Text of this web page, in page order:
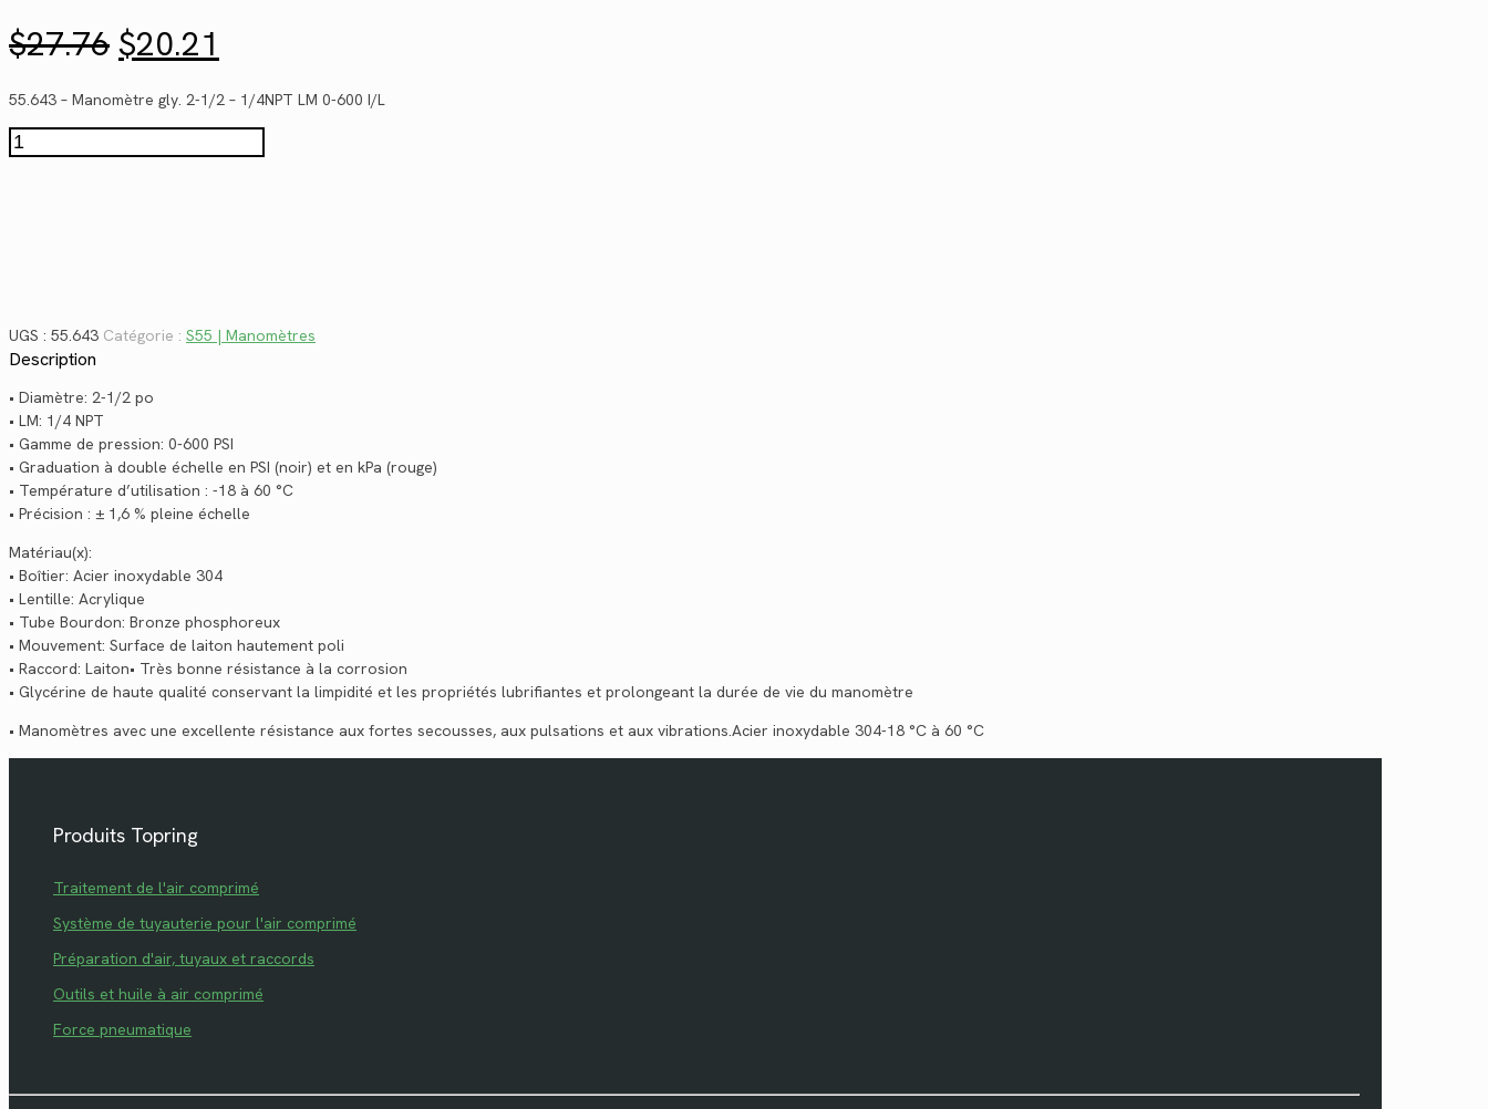
$27.76 Le
prix
initial
était :
$27.76.
$20.21
prix
actuel
est :
$20.21.
55.643 – Manomètre gly. 2-1/2 – 1/4NPT LM 0-600 I/L
quantité
de
UGS : 55.643 Catégorie : S55 | Manomètres
Description
• Diamètre: 2-1/2 po
• LM: 1/4 NPT
• Gamme de pression: 0-600 PSI
• Graduation à double échelle en PSI (noir) et en kPa (rouge)
• Température d’utilisation : -18 à 60 °C
• Précision : ± 1,6 % pleine échelle
Matériau(x):
• Boîtier: Acier inoxydable 304
• Lentille: Acrylique
• Tube Bourdon: Bronze phosphoreux
• Mouvement: Surface de laiton hautement poli
• Raccord: Laiton• Très bonne résistance à la corrosion
• Glycérine de haute qualité conservant la limpidité et les propriétés lubrifiantes et prolongeant la durée de vie du manomètre
• Manomètres avec une excellente résistance aux fortes secousses, aux pulsations et aux vibrations.Acier inoxydable 304-18 °C à 60 °C
Produits Topring
Traitement de l'air comprimé
Système de tuyauterie pour l'air comprimé
Préparation d'air, tuyaux et raccords
Outils et huile à air comprimé
Force pneumatique